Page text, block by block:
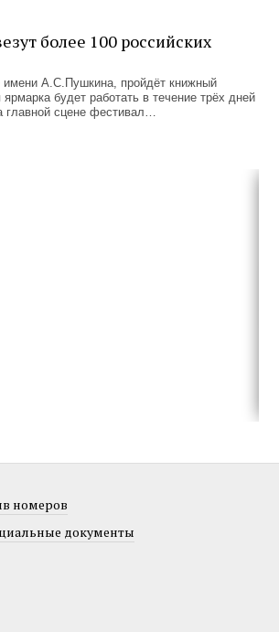
более 100 российских
имени А.С.Пушкина, пройдёт книжный
будет работать в течение трёх дней
главной сцене фестивал…
номеров
документы